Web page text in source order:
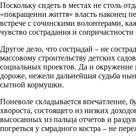
Поскольку сидеть в местах не столь
«покращенни життя» власть наконец
встрече с сочинскими волонтерами,
чувство сострадания и
Другое дело, что сострадай – не
массовому строительству детских
социальных проектов. Да и окружение
дороже, нежели дальнейшая судьба
сытной кормушки.
Поневоле складывается впечатление,
хвороста, состоящего из низких
высосанных из пальца отчетов и
погреться у смрадного костра – не